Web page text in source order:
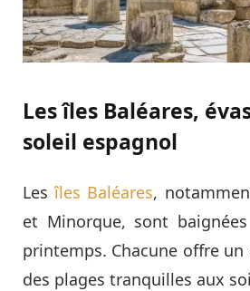
Les îles Baléares,
soleil espagnol
Lesîles Baléares,
et Minorque, sont
printemps. Chacune offre un
des plages tranquilles aux